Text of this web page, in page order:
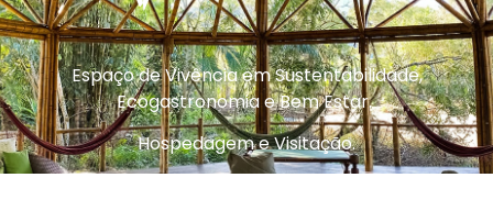
Espaço de Vivência em Sustentabilidade,
Ecogastronomia e Bem Estar.
Hospedagem e Visitação.